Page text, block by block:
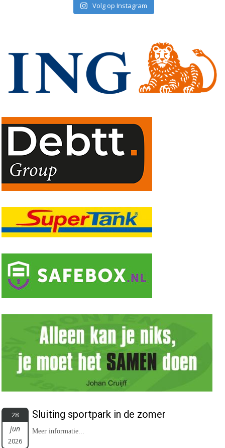
Volg op Instagram
28
jun
2026
Sluiting sportpark in de zomer
Meer informatie...